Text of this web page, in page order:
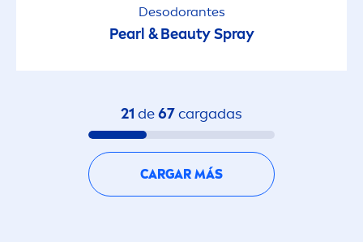
Desodorantes
Pearl &BeautySpray
21 de67cargadas
CARGAR MÁS